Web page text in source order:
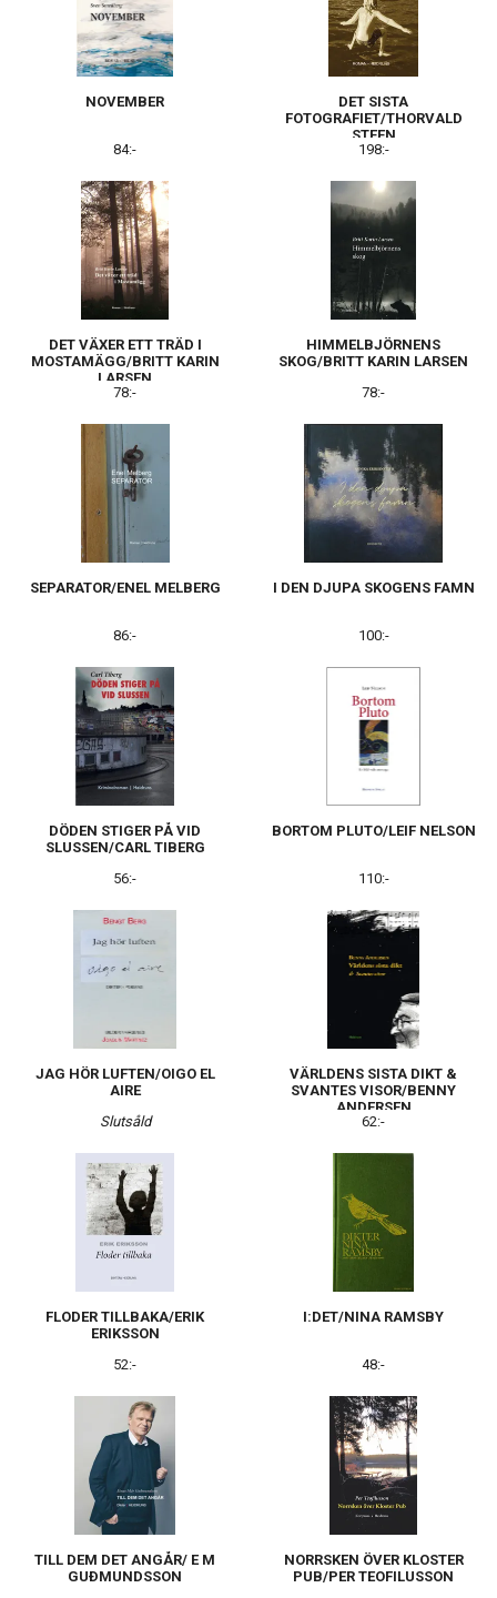
NOVEMBER
84:-
DET SISTA
FOTOGRAFIET/THORVALD
STEEN
198:-
DET VÄXER ETT TRÄD I
MOSTAMÄGG/BRITT KARIN
LARSEN
78:-
HIMMELBJÖRNENS
SKOG/BRITT KARIN LARSEN
78:-
SEPARATOR/ENEL MELBERG
86:-
I DEN DJUPA SKOGENS FAMN
100:-
DÖDEN STIGER PÅ VID
SLUSSEN/CARL TIBERG
56:-
BORTOM PLUTO/LEIF NELSON
110:-
JAG HÖR LUFTEN/OIGO EL
AIRE
Slutsåld
VÄRLDENS SISTA DIKT &
SVANTES VISOR/BENNY
ANDERSEN
62:-
FLODER TILLBAKA/ERIK
ERIKSSON
52:-
I:DET/NINA RAMSBY
48:-
TILL DEM DET ANGÅR/ E M
GUÐMUNDSSON
NORRSKEN ÖVER KLOSTER
PUB/PER TEOFILUSSON